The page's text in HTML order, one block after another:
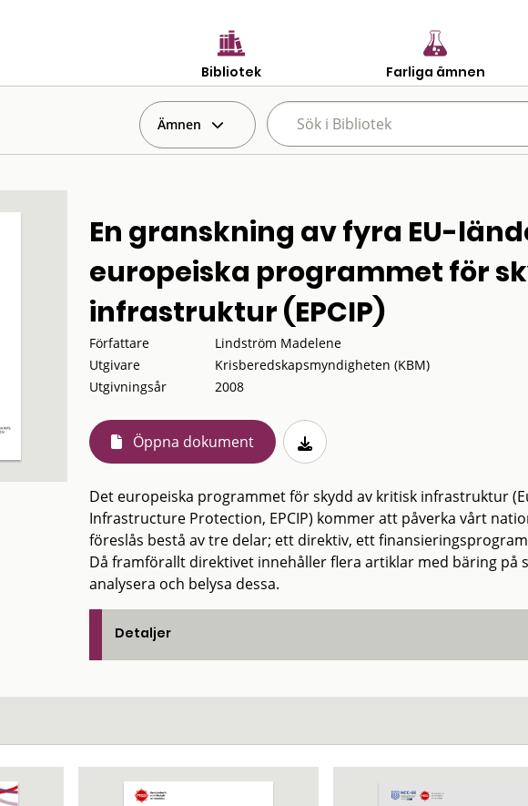
Bibliotek Farliga ämnen
Ämnen
En granskning av fyra EU-
europeiska programmet för
infrastruktur (EPCIP)
Författare
Lindström Madelene
Utgivare
Krisberedskapsmyndigheten (KBM)
Utgivningsår
2008
Öppna dokument
Det europeiska programmet för skydd av kritisk infrastruktur
Infrastructure Protection, EPCIP) kommer att påverka vårt
föreslås bestå av tre delar; ett direktiv, ett
Då framförallt direktivet innehåller flera artiklar med bäring på
analysera och belysa dessa.
Detaljer